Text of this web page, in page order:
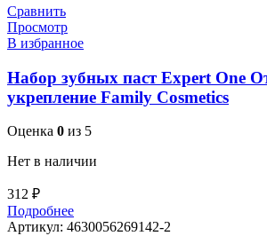
Сравнить
Просмотр
В избранное
Набор зубных паст Expert One
укрепление Family Cosmetics
Оценка 0 из 5
Нет в наличии
312 ₽
Подробнее
Артикул: 4630056269142-2